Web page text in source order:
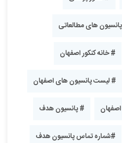
های مطالعاتی
# خانه کنکور اصفهان
# لیست پانسیون های اصفهان
# پانسیون هدف
#شماره تماس پانسیون هدف